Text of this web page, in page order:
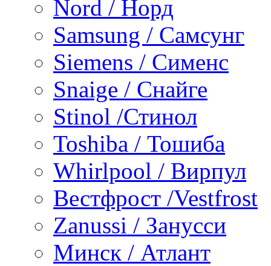
Nord / Норд
Samsung / Самсунг
Siemens / Сименс
Snaige / Снайге
Stinol /Стинол
Toshiba / Тошиба
Whirlpool / Вирпул
Вестфрост /Vestfrost
Zanussi / Занусси
Минск / Атлант